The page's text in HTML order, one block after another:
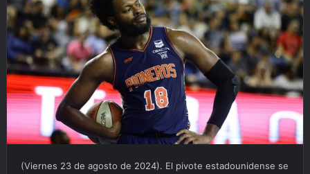
(Viernes 23 de agosto de 2024). El pivote estadounidense se